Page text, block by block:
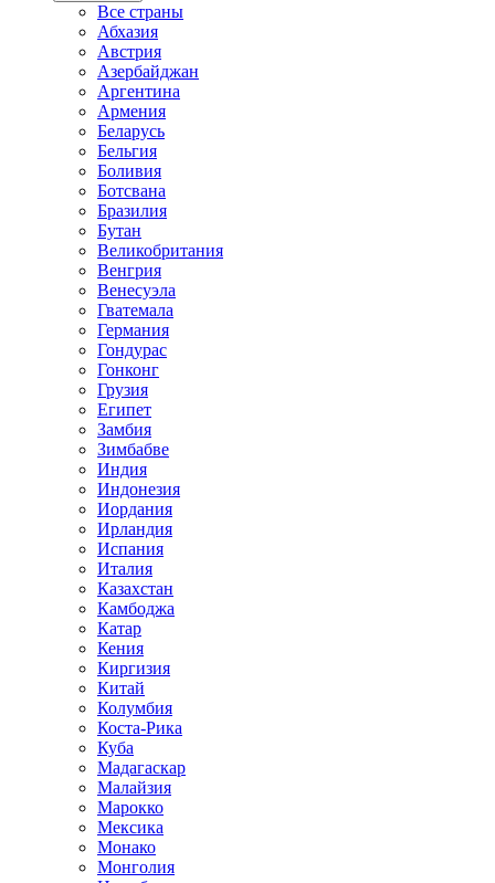
Все страны
Абхазия
Австрия
Азербайджан
Аргентина
Армения
Беларусь
Бельгия
Боливия
Ботсвана
Бразилия
Бутан
Великобритания
Венгрия
Венесуэла
Гватемала
Германия
Гондурас
Гонконг
Грузия
Египет
Замбия
Зимбабве
Индия
Индонезия
Иордания
Ирландия
Испания
Италия
Казахстан
Камбоджа
Катар
Кения
Киргизия
Китай
Колумбия
Коста-Рика
Куба
Мадагаскар
Малайзия
Марокко
Мексика
Монако
Монголия